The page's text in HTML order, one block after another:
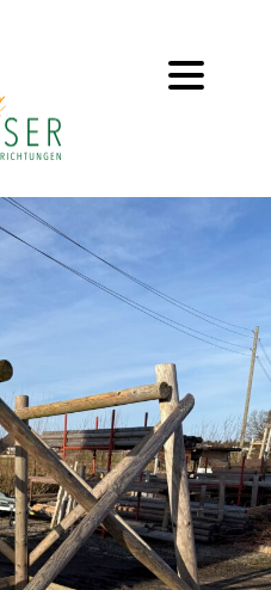
Reviereinrichtungen